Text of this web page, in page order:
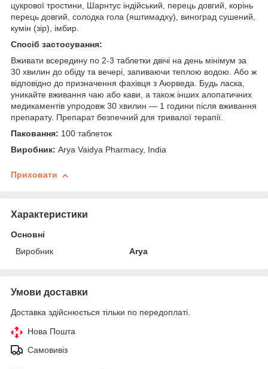
цукрової тростини, Шарнтус індійський, перець довгий, корінь
перець довгий, солодка гола (яштимадху), виноград сушений,
кумін (зір), імбир.
Спосіб застосування:
Вживати всередину по 2-3 таблетки двічі на день мінімум за
30 хвилин до обіду та вечері, запиваючи теплою водою. Або ж
відповідно до призначення фахівця з Аюрведа. Будь ласка,
уникайте вживання чаю або кави, а також інших алопатичних
медикаментів упродовж 30 хвилин — 1 години після вживання
препарату. Препарат безпечний для тривалої терапії.
Паковання: 100 таблеток
Виробник: Arya Vaidya Pharmacy, India
Приховати
Характеристики
Основні
Виробник
Arya
Умови доставки
Доставка здійснюється тільки по передоплаті.
Нова Пошта
Самовивіз